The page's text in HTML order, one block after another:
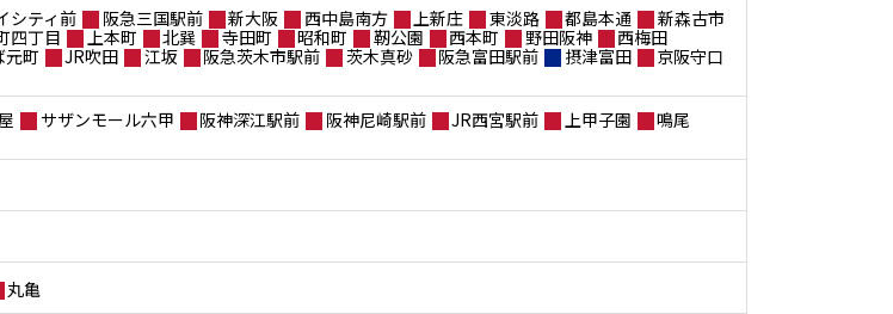
シティ前 阪急三国駅前 新大阪 西中島南方 上新庄 東淡路 都島本通
新森古市
四丁目 上本町 北巽 寺田町 昭和町 靭公園 西本町 野田阪神
西梅田
元町 JR吹田 江坂 阪急茨木市駅前 茨木真砂 阪急富田駅前 摂津富田
京阪守口
サザンモール六甲 阪神深江駅前 阪神尼崎駅前 JR西宮駅前 上甲子園
鳴尾
丸亀